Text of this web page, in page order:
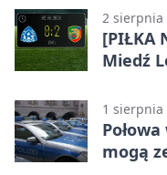
2 sierpnia
[PIŁKA
Miedź
1 sierpnia
mogą